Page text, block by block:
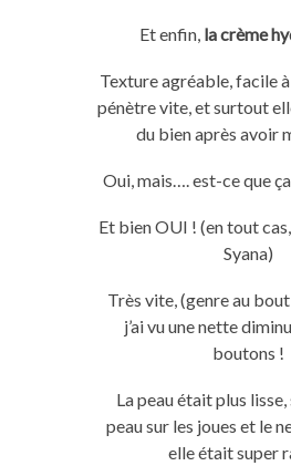
Et enfin, la crème
Texture agréable, facile
pénètre vite, et surtout
du bien après avoir
Oui, mais….est-ce que
Et bienOUI ! (en tout
Syana)
Très vite,(genre au
j’ai vu une nette
boutons !
La peau était plus
peau sur les joues et le
elle était super